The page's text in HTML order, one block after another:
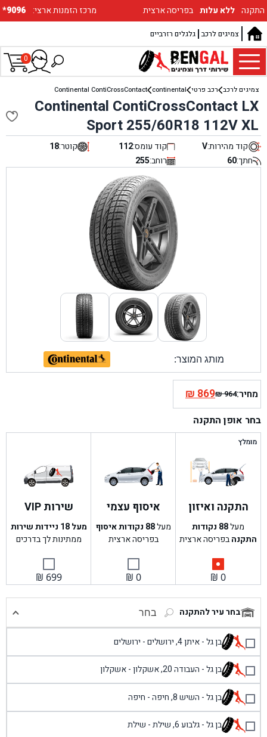
*9096 :מרכז הזמנות ארצי התקנה ללא עלות בפריסה ארצית
גלגלים רזרביים צמיגים לרכב
0
צמיגים לרכב רכב פרטי continental
Continental ContiCrossContact
Continental ContiCrossContact LX
Sport 255/60R18 112V XL
קוד מהירות:V קוד עומס:112 קוטר:18
חתך:60 רוחב:255
מותג המוצר:
מחיר: ₪964
המחיר
המקורי
היה:
₪869המחיר
הנוכחי
הוא:
בחר אופן התקנה
מומלץ
התקנה ואיזון
מעל88 נקודות
התקנהבפריסה ארצית
₪ 0
איסוף עצמי
מעל88 נקודות איסוף
בפריסה ארצית
₪ 0
שירות VIP
מעל 18 ניידות שירות
ממתינות לך בדרכים
₪ 699
בחר עיר להתקנה בחר
בן גל - איתן 4, ירושלים - ירושלים
בן גל - העבודה 20, אשקלון - אשקלון
בן גל - השיש 8, חיפה - חיפה
בן גל - גלבוע 6, שילת - שילת